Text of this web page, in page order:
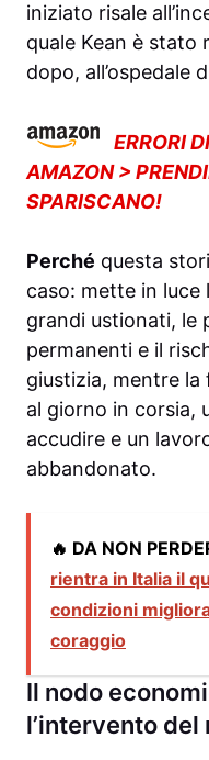
iniziato risale
quale Kean è
dopo, all’ospedale
ERRORI
AMAZON >
SPARISCANO!
Perché questa
caso: mette in luce
grandi ustionati, le
permanenti e il
giustizia, mentre la
al giorno in corsia,
accudire e un
abbandonato.
🔥 DA NON
rientra in Italia il
condizioni
coraggio
Il nodo
l’intervento